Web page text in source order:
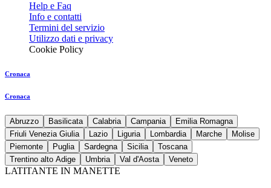
Help e Faq
Info e contatti
Termini del servizio
Utilizzo dati e privacy
Cookie Policy
Cronaca
Cronaca
Abruzzo Basilicata Calabria Campania
Emilia Romagna
Friuli Venezia Giulia
Lazio Liguria Lombardia Marche
Molise
Piemonte
Puglia Sardegna Sicilia
Toscana
Trentino alto Adige
Umbria Val d'Aosta Veneto
LATITANTE IN MANETTE